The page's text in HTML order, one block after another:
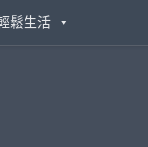
鬆生活